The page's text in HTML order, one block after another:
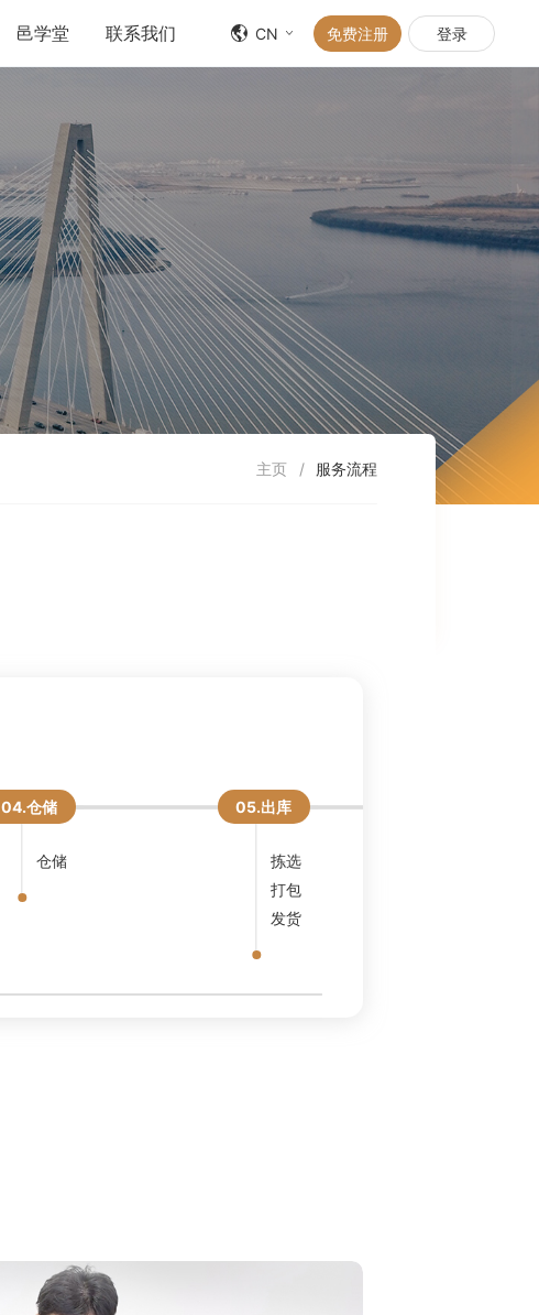
邑学堂 联系我们 CN 免费注册 登录
主页 / 服务流程
04.仓储
仓储
05.出库
拣选
打包
发货